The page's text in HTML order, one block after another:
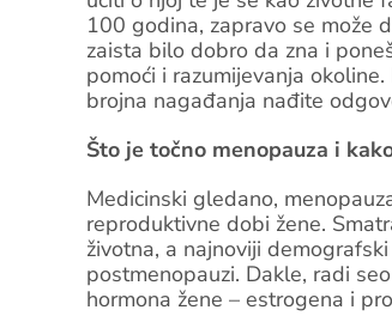
100 godina, zapravo se može
zaista bilo dobro da zna i
pomoći i razumijevanja
brojna nagađanja nađite
Što je točno menopauza i
Medicinski gledano,
reproduktivne dobi žene.
životna, a najnoviji
postmenopauzi. Dakle, radi
hormona žene – estrogena i